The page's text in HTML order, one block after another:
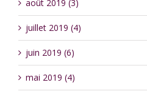
août 2019 (3)
juillet 2019 (4)
juin 2019 (6)
mai 2019 (4)